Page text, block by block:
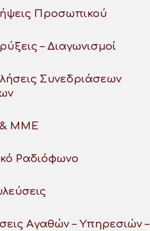
Προσωπικού
– Διαγωνισμοί
Συνεδριάσεων
& ΜΜΕ
Ραδιόφωνο
Αγαθών – Υπηρεσιών –